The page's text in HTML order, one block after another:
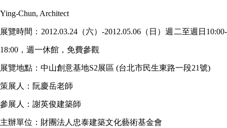
Ying-Chun, Architect
展覽時間：2012.03.24（六）-2012.05.06（日）週二至週日10:00-
18:00，週一休館，免費參觀
展覽地點：中山創意基地S2展區 (台北市民生東路一段21號)
策展人：阮慶岳老師
參展人：謝英俊建築師
主辦單位：財團法人忠泰建築文化藝術基金會